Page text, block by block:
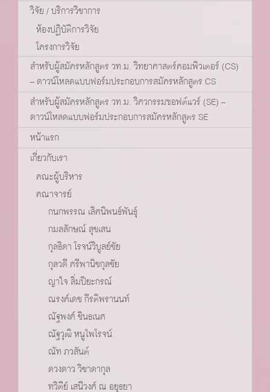
วิจัย / บริการวิชาการ
ห้องปฏิบัติการวิจัย
โครงการวิจัย
สำหรับผู้สมัครหลักสูตร วท.ม. วิทยาศาสตร์คอมพิวเตอร์ (CS)
– ดาวน์โหลดแบบฟอร์มประกอบการสมัครหลักสูตร CS
สำหรับผู้สมัครหลักสูตร วท.ม. วิศวกรรมซอฟต์แวร์ (SE) –
ดาวน์โหลดแบบฟอร์มประกอบการสมัครหลักสูตร SE
หน้าแรก
เกี่ยวกับเรา
คณะผู้บริหาร
คณาจารย์
กนกพรรณ เลิศนิพนธ์พันธุ์
กมลลักษณ์ สุขเสน
กุลธิดา โรจน์วิบูลย์ชัย
กุลวดี ศรีพานิชกุลชัย
ญาใจ ลิ่มปิยะกรณ์
ณรงค์เดช กีรติพรานนท์
ณัฐพงศ์ ชินธเนศ
ณัฐวุฒิ หนูไพโรจน์
ณัท ภวสันต์
ดวงดาว วิชาดากุล
ทวิตีย์ เสนีวงศ์ ณ อยุธยา